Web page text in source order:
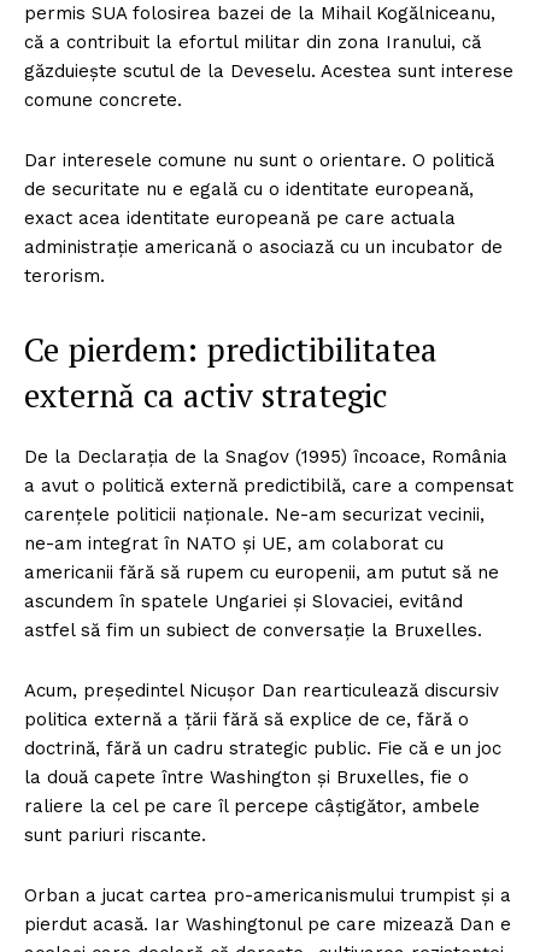
permis SUA folosirea bazei de la Mihail Kogălniceanu,
că a contribuit la efortul militar din zona Iranului, că
găzduiește scutul de la Deveselu. Acestea sunt interese
comune concrete.
Dar interesele comune nu sunt o orientare. O politică
de securitate nu e egală cu o identitate europeană,
exact acea identitate europeană pe care actuala
administrație americană o asociază cu un incubator de
terorism.
Ce pierdem: predictibilitatea
externă ca activ strategic
De la Declarația de la Snagov (1995) încoace, România
a avut o politică externă predictibilă, care a compensat
carențele politicii naționale. Ne-am securizat vecinii,
ne-am integrat în NATO și UE, am colaborat cu
americanii fără să rupem cu europenii, am putut să ne
ascundem în spatele Ungariei și Slovaciei, evitând
astfel să fim un subiect de conversație la Bruxelles.
Acum, președintel Nicușor Dan rearticulează discursiv
politica externă a țării fără să explice de ce, fără o
doctrină, fără un cadru strategic public. Fie că e un joc
la două capete între Washington și Bruxelles, fie o
raliere la cel pe care îl percepe câștigător, ambele
sunt pariuri riscante.
Orban a jucat cartea pro-americanismului trumpist și a
pierdut acasă. Iar Washingtonul pe care mizează Dan e